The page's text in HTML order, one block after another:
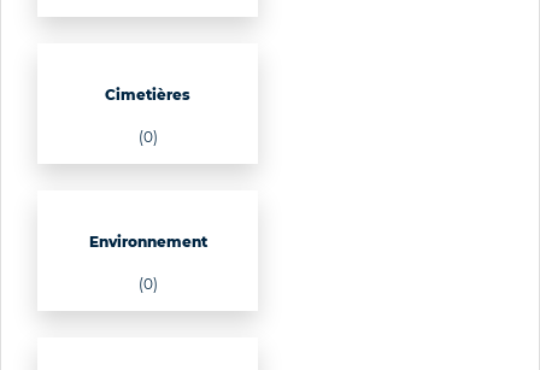
Cimetières
(0)
Environnement
(0)